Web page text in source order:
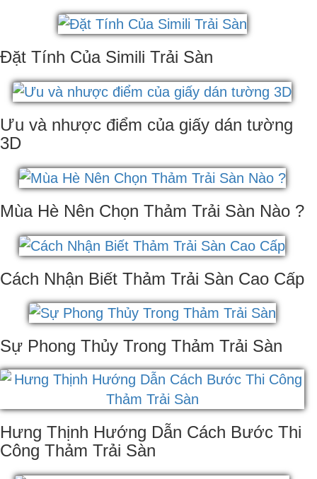
Đặt Tính Của Simili Trải Sàn
Ưu và nhược điểm của giấy dán tường
3D
Mùa Hè Nên Chọn Thảm Trải Sàn Nào ?
Cách Nhận Biết Thảm Trải Sàn Cao Cấp
Sự Phong Thủy Trong Thảm Trải Sàn
Hưng Thịnh Hướng Dẫn Cách Bước Thi
Công Thảm Trải Sàn